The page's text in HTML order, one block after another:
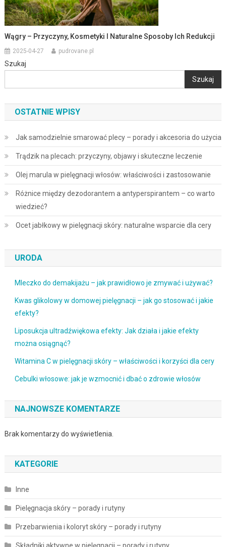
Wągry – Przyczyny, Kosmetyki I Naturalne Sposoby Ich Redukcji
2025-04-27 pudrovane.pl
Szukaj
Szukaj
OSTATNIE WPISY
Jak samodzielnie smarować plecy – porady i akcesoria do użycia
Trądzik na plecach: przyczyny, objawy i skuteczne leczenie
Olej marula w pielęgnacji włosów: właściwości i zastosowanie
Różnice między dezodorantem a antyperspirantem – co warto
wiedzieć?
Ocet jabłkowy w pielęgnacji skóry: naturalne wsparcie dla cery
URODA
Mleczko do demakijażu – jak prawidłowo je zmywać i używać?
Kwas glikolowy w domowej pielęgnacji – jak go stosować i jakie
efekty?
Liposukcja ultradźwiękowa efekty: Jak działa i jakie efekty
można osiągnąć?
Witamina C w pielęgnacji skóry – właściwości i korzyści dla cery
Cebulki włosowe: jak je wzmocnić i dbać o zdrowie włosów
NAJNOWSZE KOMENTARZE
Brak komentarzy do wyświetlenia.
KATEGORIE
Inne
Pielęgnacja skóry – porady i rutyny
Przebarwienia i koloryt skóry – porady i rutyny